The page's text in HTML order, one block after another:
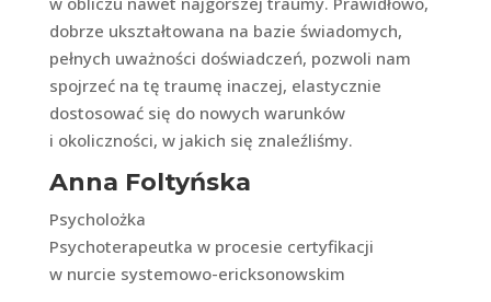
dobrze ukształtowana na bazie świadomych,
pełnych uważności doświadczeń, pozwoli nam
spojrzeć na tę traumę inaczej, elastycznie
dostosować się do nowych warunków
i okoliczności, w jakich się znaleźliśmy.
Anna Foltyńska
Psycholożka
Psychoterapeutka w procesie certyfikacji
w nurcie systemowo-ericksonowskim